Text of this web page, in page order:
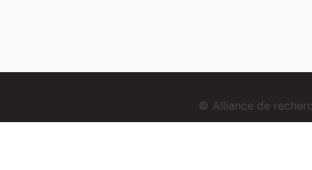
© Alliance de